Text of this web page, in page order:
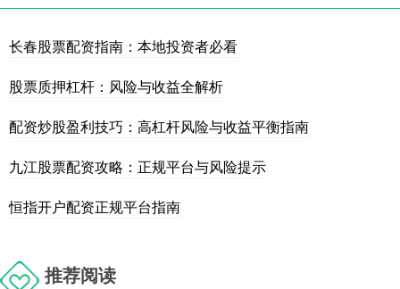
长春股票配资指南：本地投资者必看
股票质押杠杆：风险与收益全解析
配资炒股盈利技巧：高杠杆风险与收益平衡指南
九江股票配资攻略：正规平台与风险提示
恒指开户配资正规平台指南
推荐阅读